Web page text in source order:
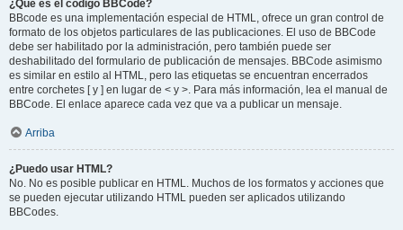
¿Qué es el código BBCode?
BBcode es una implementación especial de HTML, ofrece un gran control de
formato de los objetos particulares de las publicaciones. El uso de BBCode
debe ser habilitado por la administración, pero también puede ser
deshabilitado del formulario de publicación de mensajes. BBCode asimismo
es similar en estilo al HTML, pero las etiquetas se encuentran encerrados
entre corchetes [ y ] en lugar de < y >. Para más información, lea el manual de
BBCode. El enlace aparece cada vez que va a publicar un mensaje.
Arriba
¿Puedo usar HTML?
No. No es posible publicar en HTML. Muchos de los formatos y acciones que
se pueden ejecutar utilizando HTML pueden ser aplicados utilizando
BBCodes.